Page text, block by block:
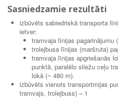
Sasniedzamie rezultāti
izbūvēts sabiedriskā transporta
ietver:
tramvaja līnijas pagarinājumu
trolejbusa līnijas (maršruta)
tramvaja līnijas apgriešanās
punktā, paralēlo sliežu ceļu
lokā (~ 480 m).
izbūvēts vienots transportmijas
tramvajs, trolejbuss) – 1